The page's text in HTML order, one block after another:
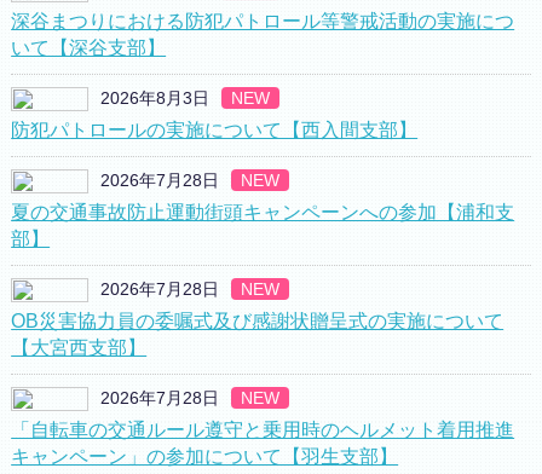
深谷まつりにおける防犯パトロール等警戒活動の実施につ
いて【深谷支部】
2026年8月3日 NEW
防犯パトロールの実施について【西入間支部】
2026年7月28日 NEW
夏の交通事故防止運動街頭キャンペーンへの参加【浦和支
部】
2026年7月28日 NEW
OB災害協力員の委嘱式及び感謝状贈呈式の実施について
【大宮西支部】
2026年7月28日 NEW
「自転車の交通ルール遵守と乗用時のヘルメット着用推進
キャンペーン」の参加について【羽生支部】